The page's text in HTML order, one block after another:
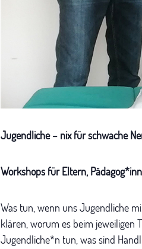
Jugendliche – nix für schwache
Workshops für Eltern,
Was tun, wenn uns Jugendliche
klären, worum es beim jeweiligen
Jugendliche*n tun, was sind